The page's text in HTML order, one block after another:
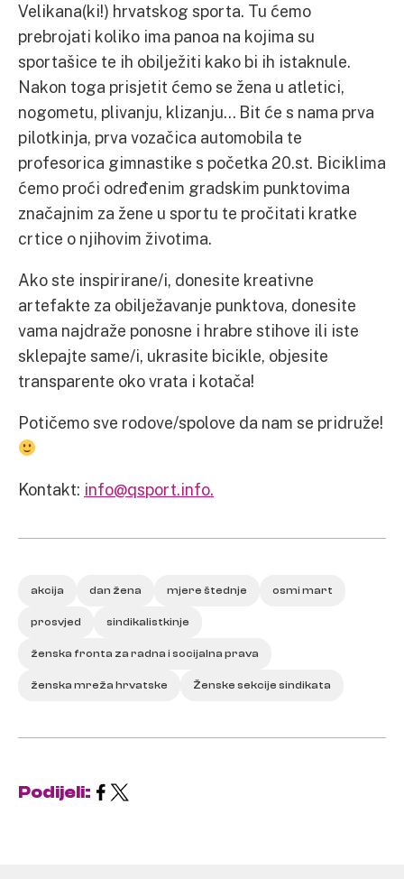
Velikana(ki!) hrvatskog sporta. Tu ćemo
prebrojati koliko ima panoa na kojima su
sportašice te ih obilježiti kako bi ih istaknule.
Nakon toga prisjetit ćemo se žena u atletici,
nogometu, plivanju, klizanju… Bit će s nama prva
pilotkinja, prva vozačica automobila te
profesorica gimnastike s početka 20.st. Biciklima
ćemo proći određenim gradskim punktovima
značajnim za žene u sportu te pročitati kratke
crtice o njihovim životima.
Ako ste inspirirane/i, donesite kreativne
artefakte za obilježavanje punktova, donesite
vama najdraže ponosne i hrabre stihove ili iste
sklepajte same/i, ukrasite bicikle, objesite
transparente oko vrata i kotača!
Potičemo sve rodove/spolove da nam se pridruže!
Kontakt: info@qsport.info.
akcija dan žena mjere štednje osmi mart
prosvjed sindikalistkinje
ženska fronta za radna i socijalna prava
ženska mreža hrvatske Ženske sekcije sindikata
Podijeli: